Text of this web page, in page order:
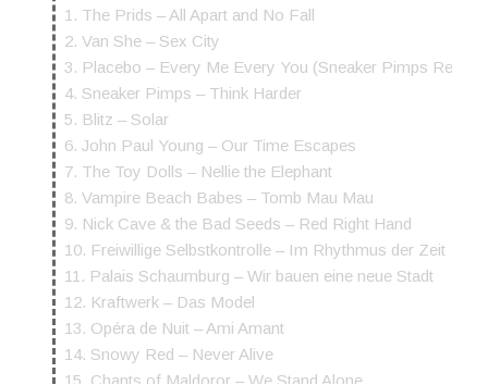
1. The Prids – All Apart and No Fall
2. Van She – Sex City
3. Placebo – Every Me Every You (Sneaker Pimps Remix)
4. Sneaker Pimps – Think Harder
5. Blitz – Solar
6. John Paul Young – Our Time Escapes
7. The Toy Dolls – Nellie the Elephant
8. Vampire Beach Babes – Tomb Mau Mau
9. Nick Cave & the Bad Seeds – Red Right Hand
10. Freiwillige Selbstkontrolle – Im Rhythmus der Zeit
11. Palais Schaumburg – Wir bauen eine neue Stadt
12. Kraftwerk – Das Model
13. Opéra de Nuit – Ami Amant
14. Snowy Red – Never Alive
15. Chants of Maldoror – We Stand Alone